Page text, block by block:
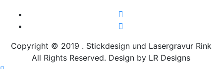
Copyright © 2019 . Stickdesign und Lasergravur Rink
All Rights Reserved. Design by LR Designs